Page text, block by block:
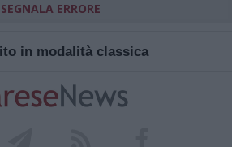
SEGNALA ERRORE
in modalità classica